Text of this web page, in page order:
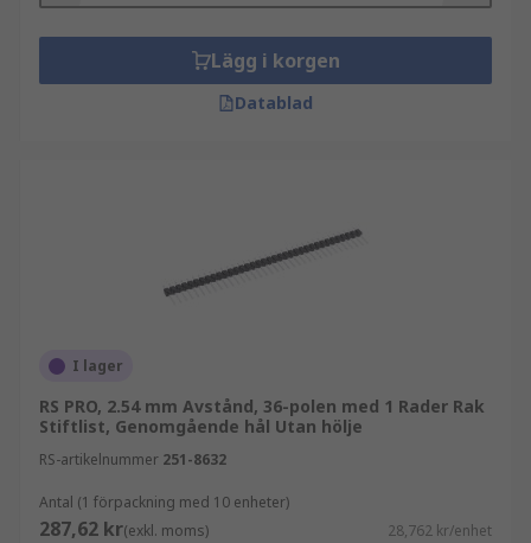
Lägg i korgen
Datablad
I lager
RS PRO, 2.54 mm Avstånd, 36-polen med 1 Rader Rak
Stiftlist, Genomgående hål Utan hölje
RS-artikelnummer 251-8632
Antal (1 förpackning med 10 enheter)
287,62 kr(exkl. moms) 28,762 kr/enhet